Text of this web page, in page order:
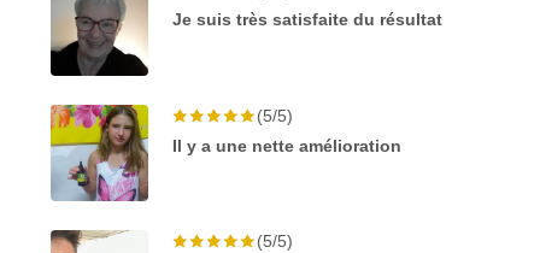
Je suis très satisfaite du résultat
(5/5)
Il y a une nette amélioration
(5/5)